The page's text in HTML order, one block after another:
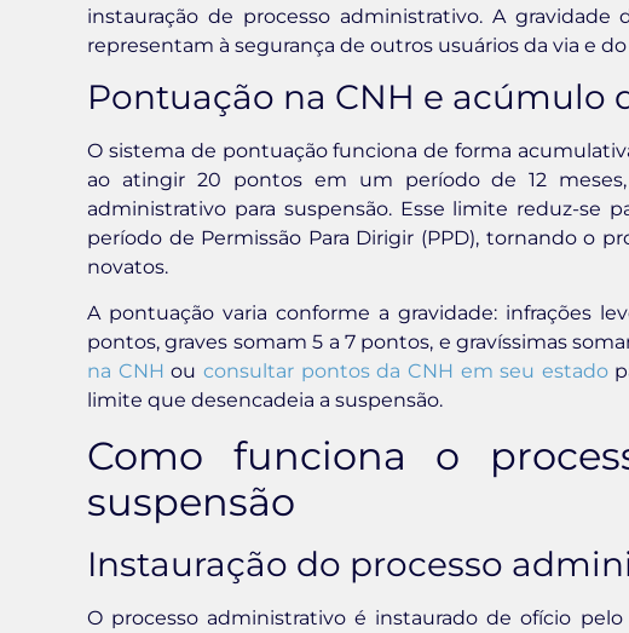
instauração de processo administrativo. A
representam à segurança de outros usuários da via e
Pontuação na CNH e acúmulo
O sistema de pontuação funciona de forma
ao atingir 20 pontos em um período de 12
administrativo para suspensão. Esse limite reduz-se
período de Permissão Para Dirigir (PPD), tornando o
novatos.
A pontuação varia conforme a gravidade: infrações
pontos, graves somam 5 a 7 pontos, e gravíssimas
na CNH ou consultar pontos da CNH em seu estado
limite que desencadeia a suspensão.
Como funciona o
suspensão
Instauração do processo
O processo administrativo é instaurado de ofício